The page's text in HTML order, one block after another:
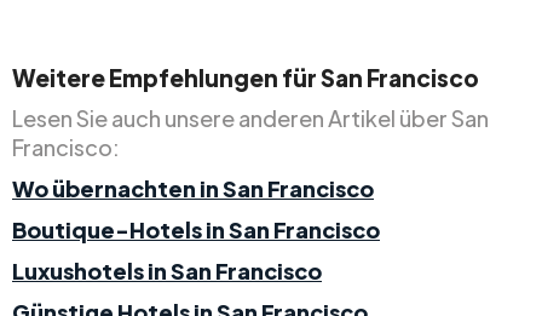
Weitere Empfehlungen für San Francisco
Lesen Sie auch unsere anderen Artikel über San
Francisco:
Wo übernachten in San Francisco
Boutique-Hotels in San Francisco
Luxushotels in San Francisco